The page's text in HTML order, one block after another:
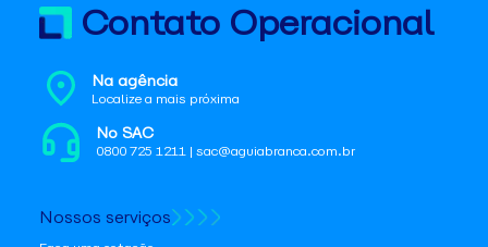
Contato Operacional
Na agência
Localize a mais próxima
No SAC
0800 725 1211 | sac@aguiabranca.com.br
Nossos serviços